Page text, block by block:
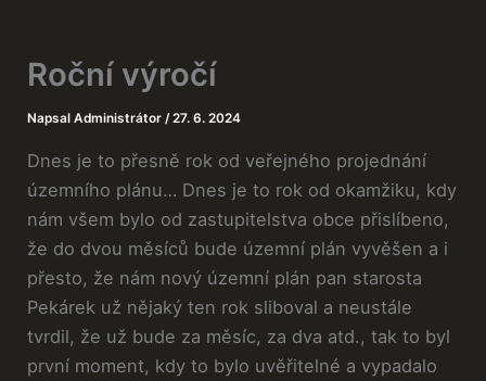
Roční výročí
NapsalAdministrátor/27. 6. 2024
Dnes je to přesně rok od veřejného projednání
územního plánu… Dnes je to rok od okamžiku, kdy
nám všem bylo od zastupitelstva obce přislíbeno,
že do dvou měsíců bude územní plán vyvěšen a i
přesto, že nám nový územní plán pan starosta
Pekárek už nějaký ten rok sliboval a neustále
tvrdil, že už bude za měsíc, za dva atd., tak to byl
první moment, kdy to bylo uvěřitelné a vypadalo